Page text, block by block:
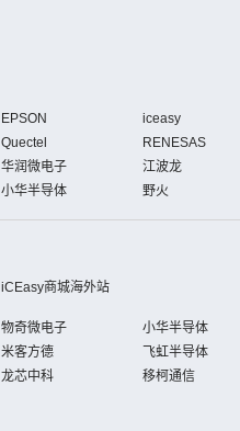
EPSON iceasy
Quectel RENESAS
华润微电子 江波龙
小华半导体 野火
iCEasy商城海外站
物奇微电子 小华半导体
米客方德 飞虹半导体
龙芯中科 移柯通信